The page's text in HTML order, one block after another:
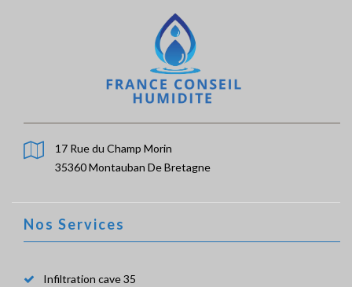
17 Rue du Champ Morin
35360 Montauban De Bretagne
Nos Services
Infiltration cave 35